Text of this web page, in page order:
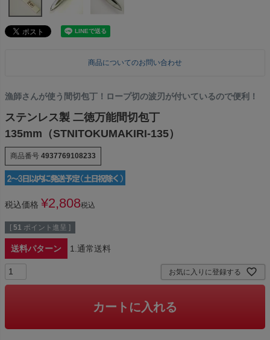
商品についてのお問い合わせ
漁師さんが使う間切包丁！ロープ切の波刃が付いているので便利！
ステンレス製 二徳万能間切包丁
135mm（STNITOKUMAKIRI-135）
商品番号 4937769108233
税込価格 ¥2,808税込
[ 51 ポイント進呈 ]
送料パターン 1.通常送料
お気に入りに登録する
カートに入れる